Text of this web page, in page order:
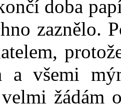
doba
zaznělo.
a všemi
žádám